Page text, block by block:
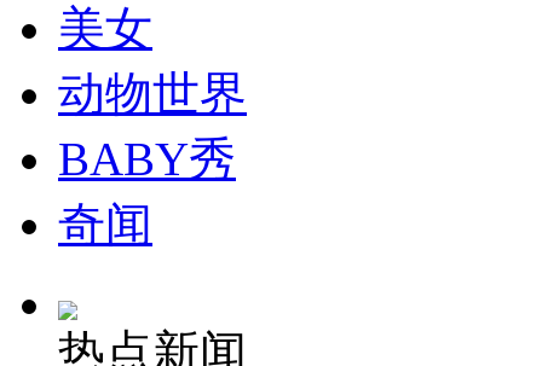
美女
动物世界
BABY秀
奇闻
热点新闻